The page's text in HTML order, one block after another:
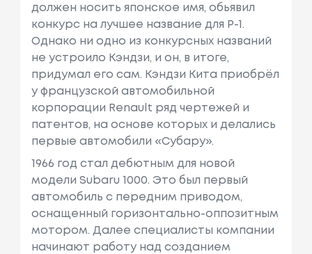
должен носить японское имя, обьявил
конкурс на лучшее название для P-1.
Однако ни одно из конкурсных названий
не устроило Кэндзи, и он, в итоге,
придумал его сам. Кэндзи Кита приобрёл
у французской автомобильной
корпорации Renault ряд чертежей и
патентов, на основе которых и делались
первые автомобили «Субару».
1966 год стал дебютным для новой
модели Subaru 1000. Это был первый
автомобиль с передним приводом,
оснащенный горизонтально-оппозитным
мотором. Далее специалисты компании
начинают работу над созданием